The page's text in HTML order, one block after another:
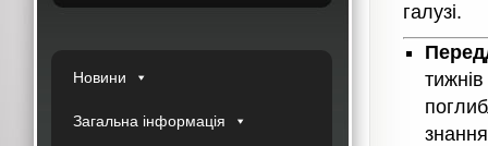
Новини
Загальна інформація
галузі.